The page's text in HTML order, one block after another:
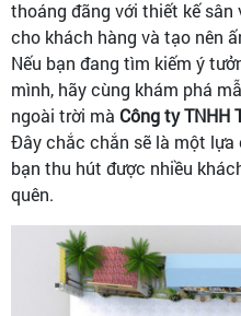
thoáng đãng với thiết kế
cho khách hàng và tạo nên
Nếu bạn đang tìm kiếm ý
mình, hãy cùng khám phá
ngoài trời mà Công ty TNHH
Đây chắc chắn sẽ là một
bạn thu hút được nhiều
quên.